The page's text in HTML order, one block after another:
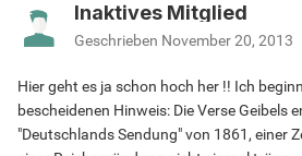
Inaktives Mitglied
Geschrieben November 20, 2013
Hier geht es ja schon hoch her !! Ich
bescheidenen Hinweis: Die Verse Geibels
"Deutschlands Sendung" von 1861, einer